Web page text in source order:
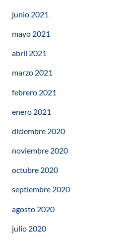
junio 2021
mayo 2021
abril 2021
marzo 2021
febrero 2021
enero 2021
diciembre 2020
noviembre 2020
octubre 2020
septiembre 2020
agosto 2020
julio 2020